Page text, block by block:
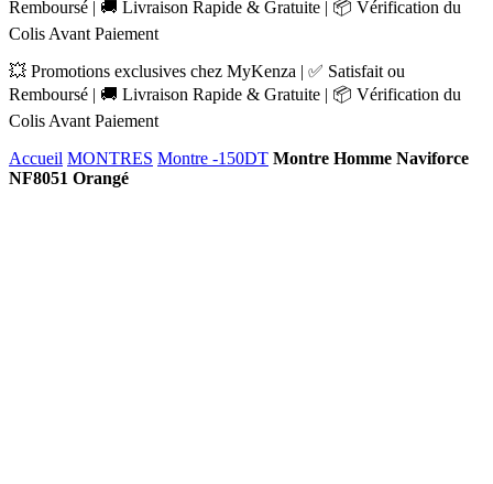
Remboursé | 🚚 Livraison Rapide & Gratuite | 📦 Vérification du
Colis Avant Paiement
💥 Promotions exclusives chez MyKenza | ✅ Satisfait ou
Remboursé | 🚚 Livraison Rapide & Gratuite | 📦 Vérification du
Colis Avant Paiement
Accueil MONTRES Montre -150DT Montre Homme Naviforce
NF8051 Orangé